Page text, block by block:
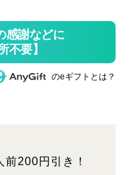
のeギフトとは？
200円引き！